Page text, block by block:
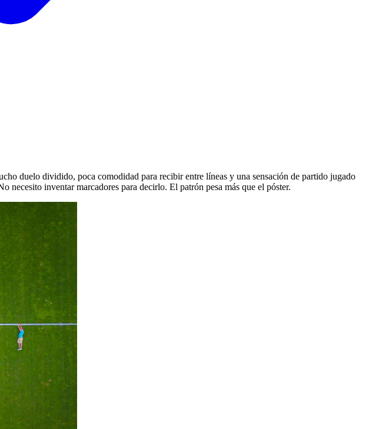
duelo dividido, poca comodidad para recibir entre líneas y una sensación de partido jugado
necesito inventar marcadores para decirlo. El patrón pesa más que el póster.